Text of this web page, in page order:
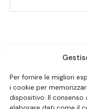
Per fornire le migliori
i cookie per
dispositivo. Il